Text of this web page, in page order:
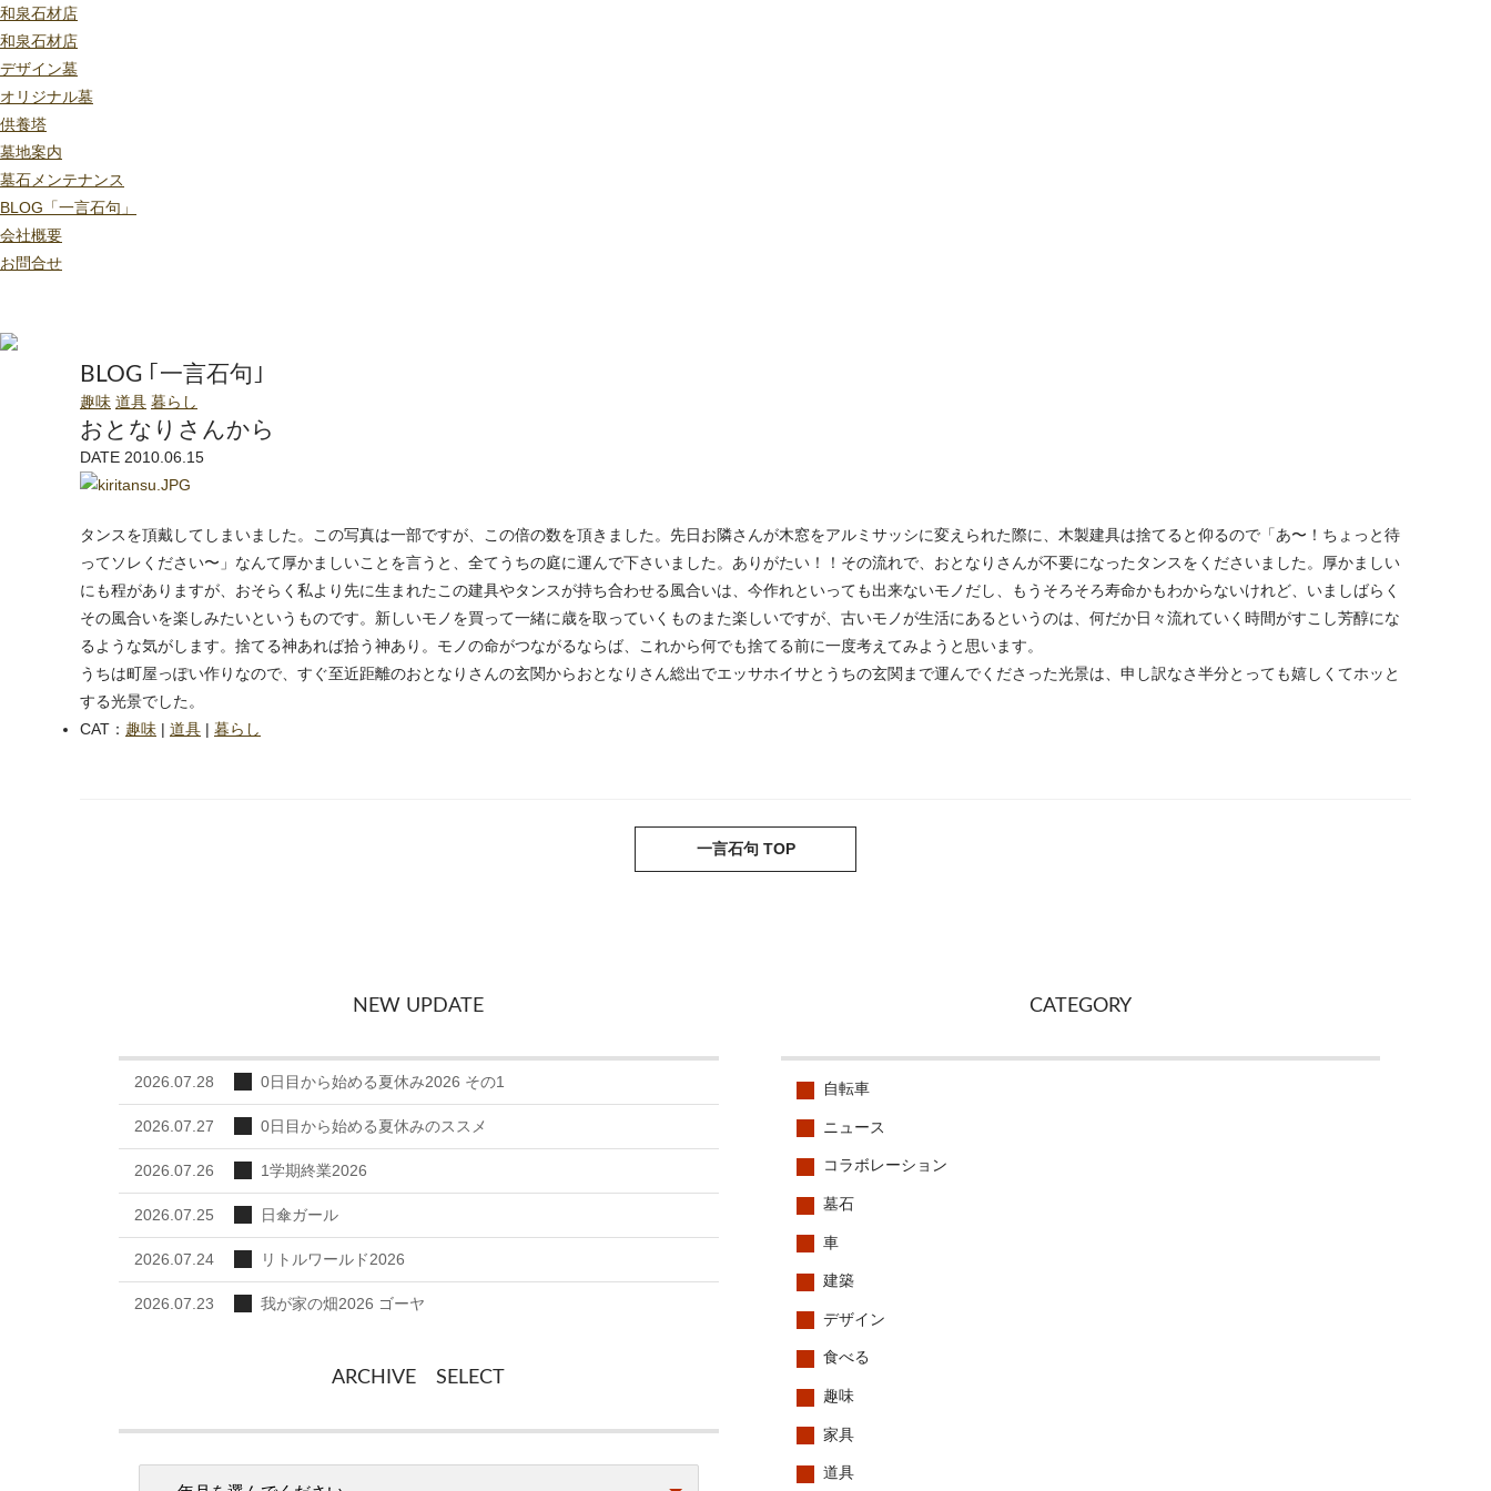
和泉石材店
和泉石材店
デザイン墓
オリジナル墓
供養塔
墓地案内
墓石メンテナンス
BLOG「一言石句」
会社概要
お問合せ
BLOG ｢一言石句｣
趣味 道具 暮らし
おとなりさんから
DATE 2010.06.15
タンスを頂戴してしまいました。この写真は一部ですが、この倍の数を頂きました。先日お隣さんが木窓をアルミサッシに変えられた際に、木製建具は捨てると仰るので「あ〜！ちょっと待
ってソレください〜」なんて厚かましいことを言うと、全てうちの庭に運んで下さいました。ありがたい！！その流れで、おとなりさんが不要になったタンスをくださいました。厚かましい
にも程がありますが、おそらく私より先に生まれたこの建具やタンスが持ち合わせる風合いは、今作れといっても出来ないモノだし、もうそろそろ寿命かもわからないけれど、いましばらく
その風合いを楽しみたいというものです。新しいモノを買って一緒に歳を取っていくものまた楽しいですが、古いモノが生活にあるというのは、何だか日々流れていく時間がすこし芳醇にな
るような気がします。捨てる神あれば拾う神あり。モノの命がつながるならば、これから何でも捨てる前に一度考えてみようと思います。
うちは町屋っぽい作りなので、すぐ至近距離のおとなりさんの玄関からおとなりさん総出でエッサホイサとうちの玄関まで運んでくださった光景は、申し訳なさ半分とっても嬉しくてホッと
する光景でした。
CAT： 趣味 | 道具 | 暮らし
一言石句 TOP
CATEGORY
自転車
ニュース
コラボレーション
墓石
車
建築
デザイン
食べる
趣味
家具
道具
NEW UPDATE
2026.07.28 0日目から始める夏休み2026 その1
2026.07.27 0日目から始める夏休みのススメ
2026.07.26 1学期終業2026
2026.07.25 日傘ガール
2026.07.24 リトルワールド2026
2026.07.23 我が家の畑2026 ゴーヤ
ARCHIVE SELECT